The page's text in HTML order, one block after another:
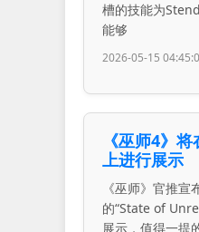
槽的技能为
能够
2026-05-15
《巫师4》
上进行展示
《巫师》官推
的“State of
展示，值得一提